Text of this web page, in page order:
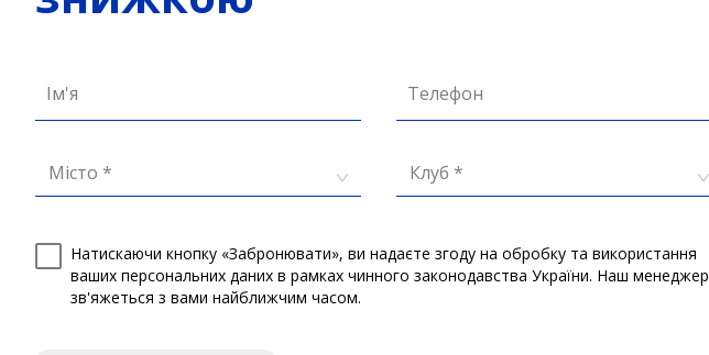
Ім'я Телефон
Місто * Клуб *
Натискаючи кнопку «Забронювати», ви надаєте згоду на обробку та використання
ваших персональних даних в рамках чинного законодавства України. Наш менеджер
зв'яжеться з вами найближчим часом.